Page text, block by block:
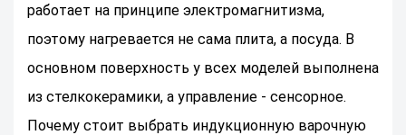
работает на принципе электромагнитизма,
поэтому нагревается не сама плита, а посуда. В
основном поверхность у всех моделей выполнена
из стелкокерамики, а управление - сенсорное.
Почему стоит выбрать индукционную варочную